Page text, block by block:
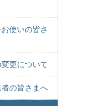
使いの皆さ
更について
の皆さまへ